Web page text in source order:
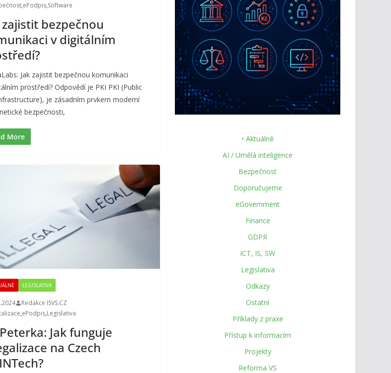
,ePodpis,Software
zajistit bezpečnou
v digitálním
Jak zajistit bezpečnou komunikaci
prostředí? Odpovědí je PKI PKI (Public
je zásadním prvkem moderní
bezpečnosti,
More
LEGISLATIVA
Redakce ISVS.CZ
,ePodpis,Legislativa
Jak funguje
na Czech
• Aktuálně
AI / Umělá inteligence
Bezpečnost
Doporučujeme
eGovernment
Finance
GDPR
ICT, IS, SW
Legislativa
Odkazy
Ostatní
Příklady z praxe
Přístup k informacím
Projekty
Reforma VS